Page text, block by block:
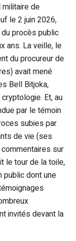
militaire de
le 2 juin 2026,
procès public
ans. La veille, le
du procureur de
avait mené
Bell Bitjoka,
Et, au
par le témoin
subies par
de vie (ses
sur
le tour de la toile,
public dont une
invités devant la